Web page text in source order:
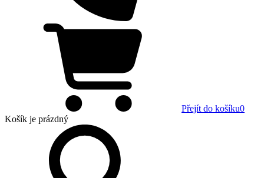
Přejít do košíku0
Košík je prázdný